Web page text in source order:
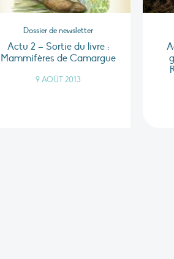
Dossier de newsletter
Actu 2 – Sortie du livre :
Mammifères de Camargue
9 AOÛT 2013